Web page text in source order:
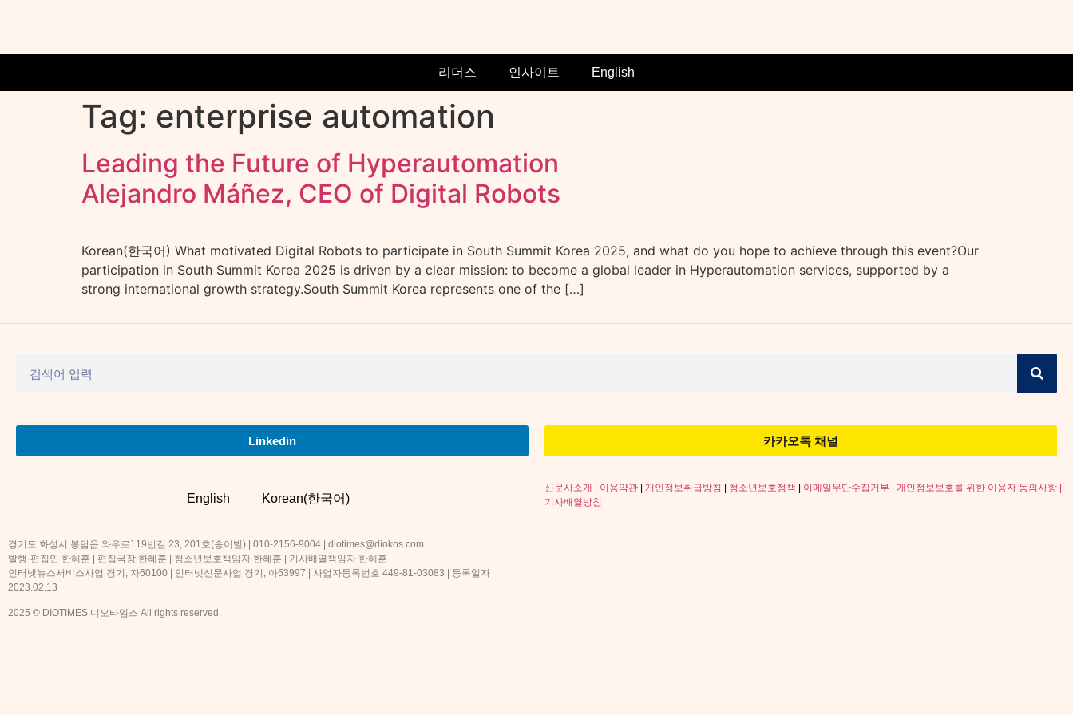
리더스 인사이트 English
Tag: enterprise automation
Leading the Future of Hyperautomation
Alejandro Máñez, CEO of Digital Robots
Korean(한국어) What motivated Digital Robots to participate in South Summit Korea 2025, and what do you hope to achieve through this event?Our
participation in South Summit Korea 2025 is driven by a clear mission: to become a global leader in Hyperautomation services, supported by a
strong international growth strategy.South Summit Korea represents one of the […]
Linkedin 카카오톡 채널
English Korean(한국어)
신문사소개 이용약관 개인정보취급방침 청소년보호정책 이메일무단수집거부
개인정보보호를 위한 이용자 동의사항 |
기사배열방침
경기도 화성시 봉담읍 와우로119번길 23, 201호(송이빌) | 010-2156-9004 | diotimes@diokos.com
발행·편집인 한혜훈 | 편집국장 한혜훈 | 청소년보호책임자 한혜훈 | 기사배열책임자 한혜훈
인터넷뉴스서비스사업 경기, 자60100 | 인터넷신문사업 경기, 아53997 | 사업자등록번호 449-81-03083 | 등록일자
2023.02.13
2025 © DIOTIMES 디오타임스 All rights reserved.